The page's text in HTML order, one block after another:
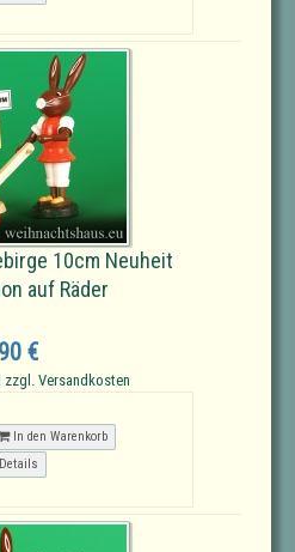
10cm Neuheit
auf Räder
€
Versandkosten
In den Warenkorb
Details